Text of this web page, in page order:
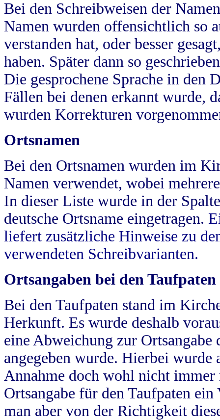
Bei den Schreibweisen der
Namen wurden offensichtlich so
verstanden hat, oder besser
haben. Später dann so
Die gesprochene Sprache in
Fällen bei denen erkannt wurde,
wurden Korrekturen
Ortsnamen
Bei den Ortsnamen wurden im
Namen verwendet, wobei
In dieser Liste wurde in der
deutsche Ortsname eingetragen.
liefert zusätzliche Hinweise zu
verwendeten Schreibvarianten.
Ortsangaben bei den Taufpaten
Bei den Taufpaten stand im
Herkunft. Es wurde deshalb
eine Abweichung zur
angegeben wurde. Hierbei wurde
Annahme doch wohl nicht
Ortsangabe für den Taufpaten
man aber von der Richtigkeit